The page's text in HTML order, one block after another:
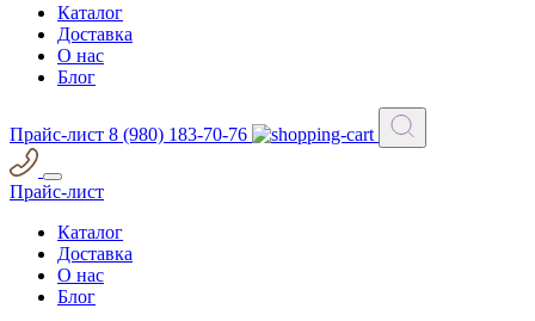
Каталог
Доставка
О нас
Блог
Прайс-лист 8 (980) 183-70-76
Прайс-лист
Каталог
Доставка
О нас
Блог